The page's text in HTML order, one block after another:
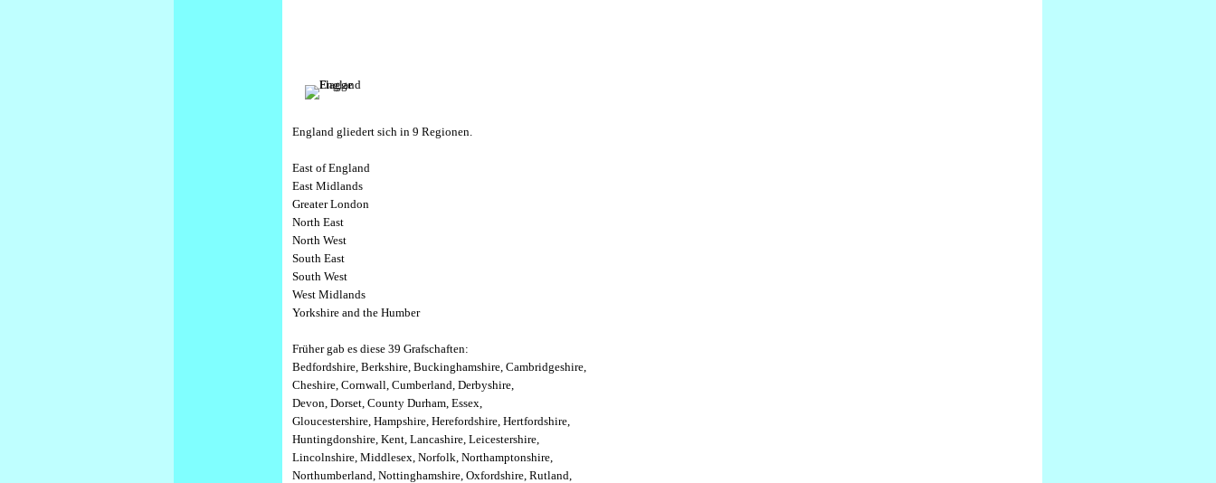
England gliedert sich in 9 Regionen.
East of England
East Midlands
Greater London
North East
North West
South East
South West
West Midlands
Yorkshire and the Humber
Früher gab es diese 39 Grafschaften:
Bedfordshire,Berkshire,Buckinghamshire,Cambridgeshire,
Cheshire,Cornwall,Cumberland,Derbyshire,
Devon,Dorset,County Durham,Essex,
Gloucestershire,Hampshire,Herefordshire,Hertfordshire,
Huntingdonshire,Kent,Lancashire,Leicestershire,
Lincolnshire,Middlesex,Norfolk,Northamptonshire,
Northumberland,Nottinghamshire,Oxfordshire,Rutland,